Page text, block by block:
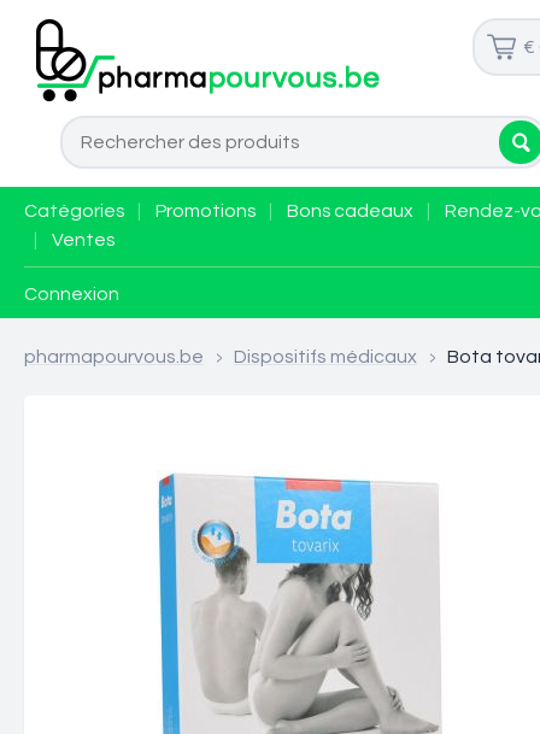
€
Catégories Promotions Bons cadeaux
Rendez-
Ventes
Connexion
pharmapourvous.be > Dispositifs médicaux > Bota